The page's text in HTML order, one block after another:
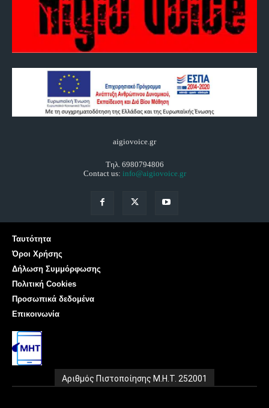
aigiovoice.gr
Τηλ. 6980794806
Contact us: info@aigiovoice.gr
Ταυτότητα
Όροι Χρήσης
Δήλωση Συμμόρφωσης
Πολιτική Cookies
Προσωπικά δεδομένα
Επικοινωνία
Αριθμός Πιστοποίησης Μ.Η.Τ. 252001